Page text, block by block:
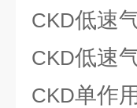
CKD低速
CKD低速
CKD单作